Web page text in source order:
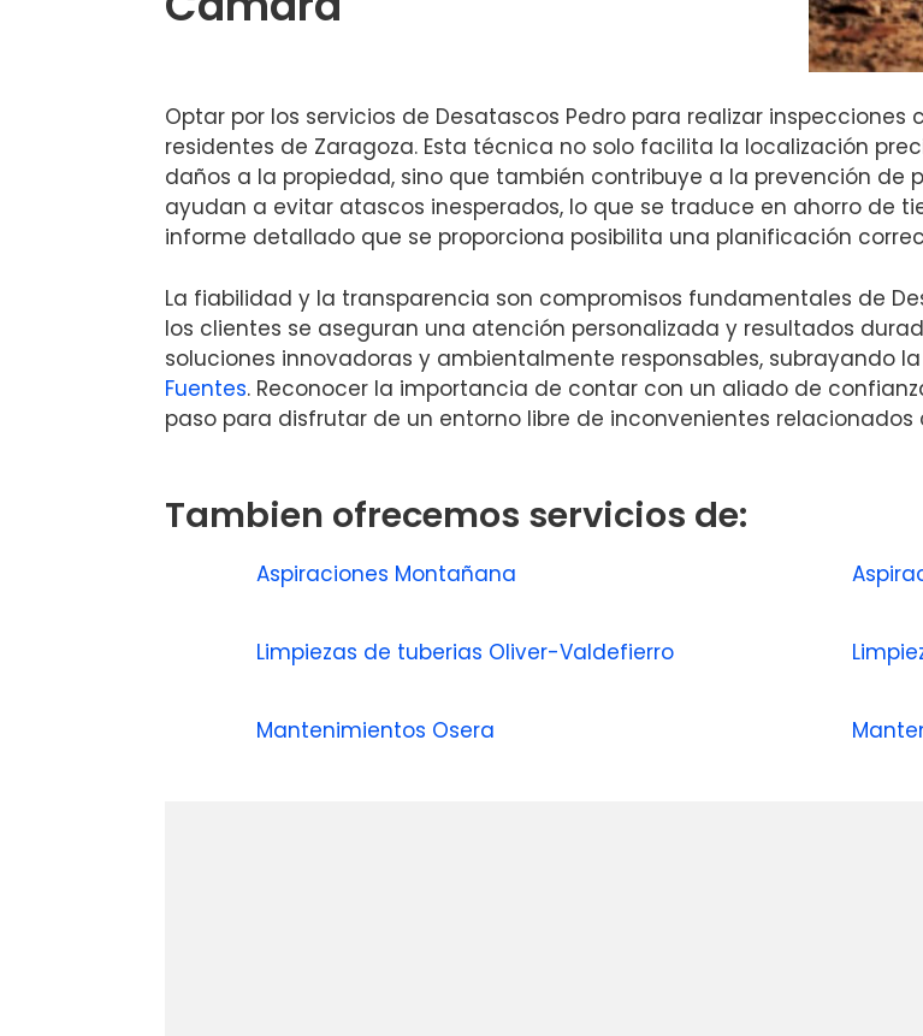
Optar por los servicios de Desatascos Pedro para realizar
residentes de Zaragoza. Esta técnica no solo facilita la localización
daños a la propiedad, sino que también contribuye a la prevención de
ayudan a evitar atascos inesperados, lo que se traduce en ahorro de
informe detallado que se proporciona posibilita una planificación
La fiabilidad y la transparencia son compromisos fundamentales de
los clientes se aseguran una atención personalizada y resultados
soluciones innovadoras y ambientalmente responsables, subrayando
Fuentes. Reconocer la importancia de contar con un aliado de
paso para disfrutar de un entorno libre de inconvenientes
Tambien ofrecemos servicios de:
Aspiraciones Montañana
Limpiezas de tuberias Oliver-Valdefierro
Mantenimientos Osera